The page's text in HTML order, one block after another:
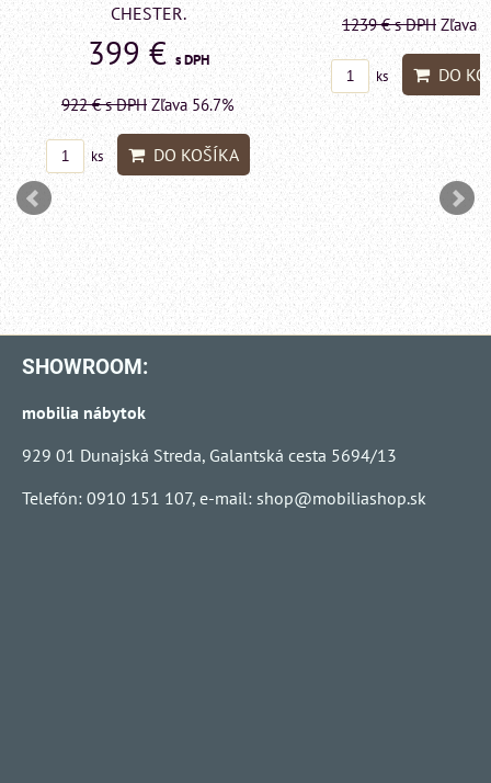
1239 €s DPH Zľava 43.6%
ks DO KOŠÍKA
LONDON
599 €s
1415 €s DPH Zľava
ks DO
SHOWROOM:
mobilia nábytok
929 01 Dunajská Streda, Galantská cesta 5694/13
Telefón: 0910 151 107, e-mail: shop@mobiliashop.sk